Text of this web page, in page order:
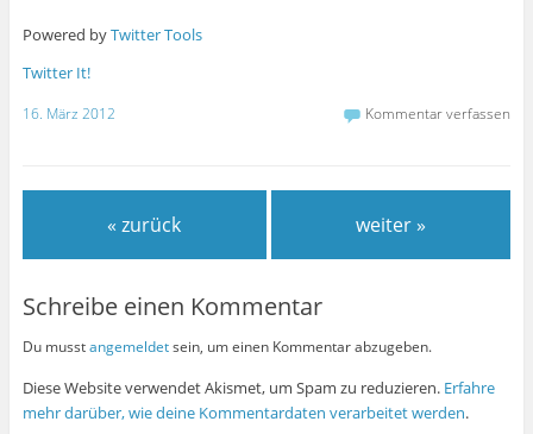
Powered byTwitter Tools
Twitter It!
16. März 2012 Kommentar verfassen
« zurück weiter »
Schreibe einen Kommentar
Du musstangemeldetsein, um einen Kommentar abzugeben.
Diese Website verwendet Akismet, um Spam zu reduzieren. Erfahre
mehr darüber, wie deine Kommentardaten verarbeitet werden.